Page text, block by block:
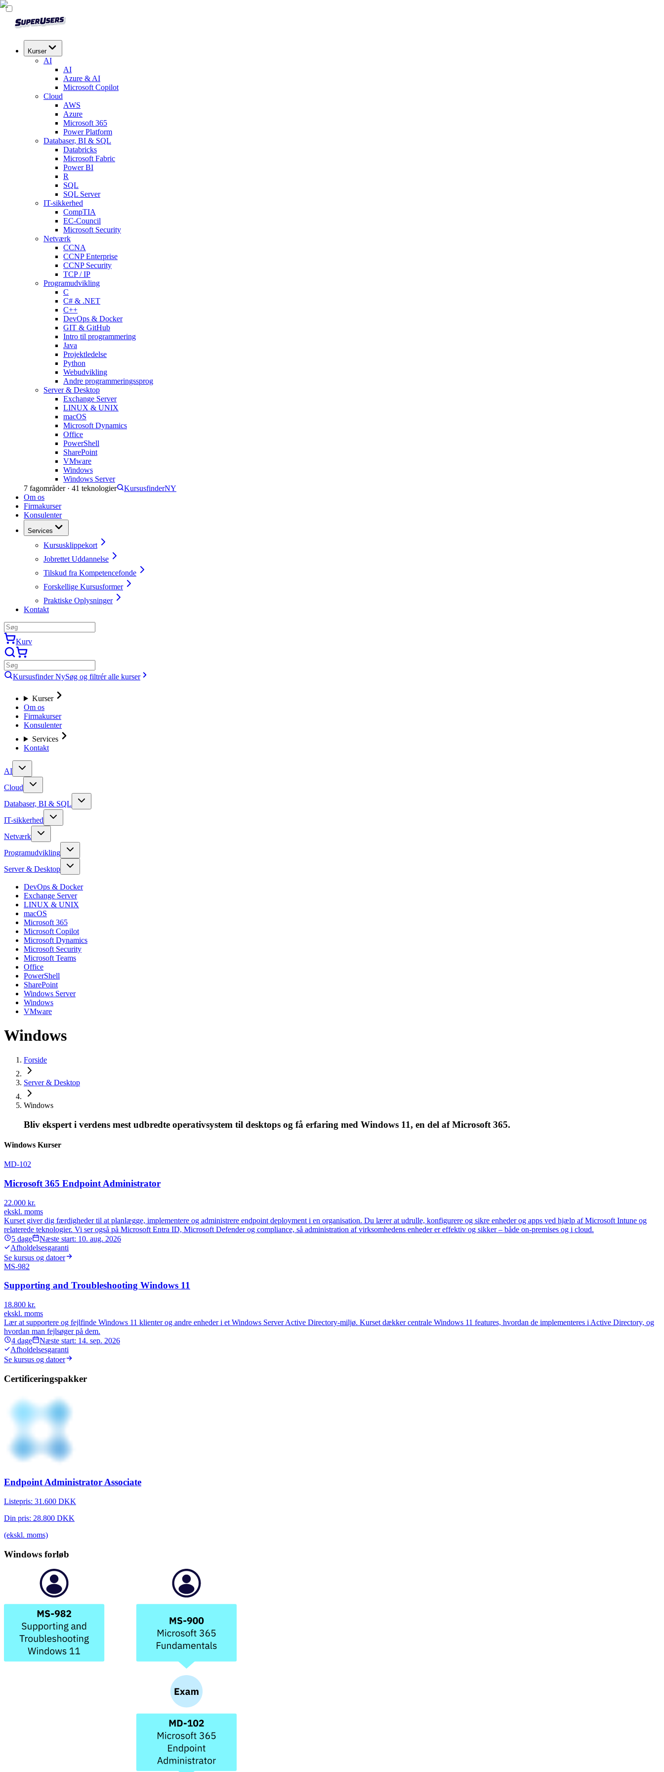
Kurser
AI
AI
Azure & AI
Microsoft Copilot
Cloud
AWS
Azure
Microsoft 365
Power Platform
Databaser, BI & SQL
Databricks
Microsoft Fabric
Power BI
R
SQL
SQL Server
IT-sikkerhed
CompTIA
EC-Council
Microsoft Security
Netværk
CCNA
CCNP Enterprise
CCNP Security
TCP / IP
Programudvikling
C
C# & .NET
C++
DevOps & Docker
GIT & GitHub
Intro til programmering
Java
Projektledelse
Python
Webudvikling
Andre programmeringssprog
Server & Desktop
Exchange Server
LINUX & UNIX
macOS
Microsoft Dynamics
Office
PowerShell
SharePoint
VMware
Windows
Windows Server
7 fagområder · 41 teknologier KursusfinderNY
Om os
Firmakurser
Konsulenter
Services
Kursusklippekort
Jobrettet Uddannelse
Tilskud fra Kompetencefonde
Forskellige Kursusformer
Praktiske Oplysninger
Kontakt
Kurv
Kursusfinder NySøg og filtrér alle kurser
Kurser
Om os
Firmakurser
Konsulenter
Services
Kontakt
AI
Cloud
Databaser, BI & SQL
IT-sikkerhed
Netværk
Programudvikling
Server & Desktop
DevOps & Docker
Exchange Server
LINUX & UNIX
macOS
Microsoft 365
Microsoft Copilot
Microsoft Dynamics
Microsoft Security
Microsoft Teams
Office
PowerShell
SharePoint
Windows Server
Windows
VMware
Windows
Forside
Server & Desktop
Windows
Bliv ekspert i verdens mest udbredte operativsystem til desktops og få erfaring med Windows 11, en del af Microsoft 365.
Windows Kurser
MD-102
Microsoft 365 Endpoint Administrator
22.000 kr.
ekskl. moms
Kurset giver dig færdigheder til at planlægge, implementere og administrere endpoint deployment i en organisation. Du lærer at udrulle, konfigurere og sikre enheder og apps ved hjælp af Microsoft Intune og
relaterede teknologier. Vi ser også på Microsoft Entra ID, Microsoft Defender og compliance, så administration af virksomhedens enheder er effektiv og sikker – både on-premises og i cloud.
5 dage Næste start: 10. aug. 2026
Afholdelsesgaranti
Se kursus og datoer
MS-982
Supporting and Troubleshooting Windows 11
18.800 kr.
ekskl. moms
Lær at supportere og fejlfinde Windows 11 klienter og andre enheder i et Windows Server Active Directory-miljø. Kurset dækker centrale Windows 11 features, hvordan de implementeres i Active Directory, og
hvordan man fejlsøger på dem.
4 dage Næste start: 14. sep. 2026
Afholdelsesgaranti
Se kursus og datoer
Certificeringspakker
Endpoint Administrator Associate
Listepris: 31.600 DKK
Din pris: 28.800 DKK
(ekskl. moms)
Windows forløb